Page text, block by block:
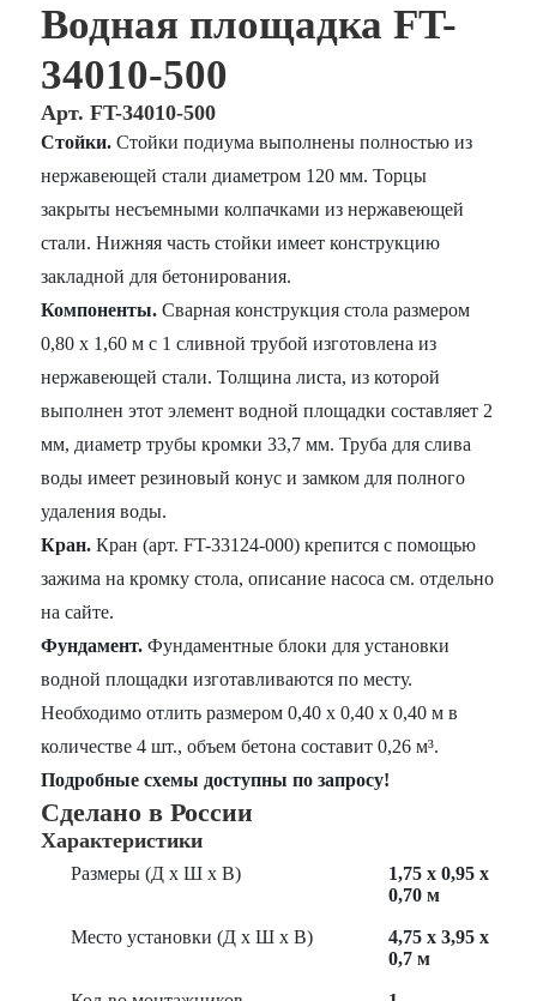
Водная площадка FT-
34010-500
Арт. FT-34010-500
Стойки.Стойки подиума выполнены полностью из
нержавеющей стали диаметром 120 мм. Торцы
закрыты несъемными колпачками из нержавеющей
стали. Нижняя часть стойки имеет конструкцию
закладной для бетонирования.
Компоненты. Сварная конструкция стола размером
0,80 х 1,60 м с 1 сливной трубой изготовлена из
нержавеющей стали. Толщина листа, из которой
выполнен этот элемент водной площадки составляет 2
мм, диаметр трубы кромки 33,7 мм. Труба для слива
воды имеет резиновый конус и замком для полного
удаления воды.
Кран.Кран (арт. FT-33124-000) крепится с помощью
зажима на кромку стола, описание насоса см. отдельно
на сайте.
Фундамент. Фундаментные блоки для установки
водной площадки изготавливаются по месту.
Необходимо отлить размером 0,40 х 0,40 х 0,40 м в
количестве 4 шт., объем бетона составит 0,26 м³.
Подробные схемы доступны по запросу!
Сделано в России
Характеристики
Размеры (Д х Ш х В)
1,75 х 0,95 х
0,70 м
Место установки (Д х Ш х В)
4,75 х 3,95 х
0,7 м